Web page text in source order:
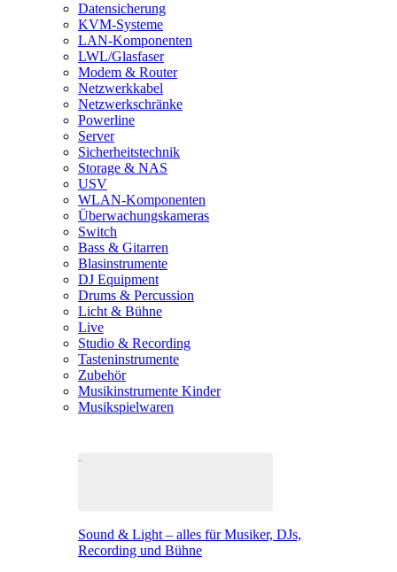
Datensicherung
KVM-Systeme
LAN-Komponenten
LWL/Glasfaser
Modem & Router
Netzwerkkabel
Netzwerkschränke
Powerline
Server
Sicherheitstechnik
Storage & NAS
USV
WLAN-Komponenten
Überwachungskameras
Switch
Bass & Gitarren
Blasinstrumente
DJ Equipment
Drums & Percussion
Licht & Bühne
Live
Studio & Recording
Tasteninstrumente
Zubehör
Musikinstrumente Kinder
Musikspielwaren
Sound & Light – alles für Musiker, DJs,
Recording und Bühne